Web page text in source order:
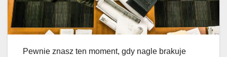
Pewnie znasz ten moment, gdy nagle brakuje